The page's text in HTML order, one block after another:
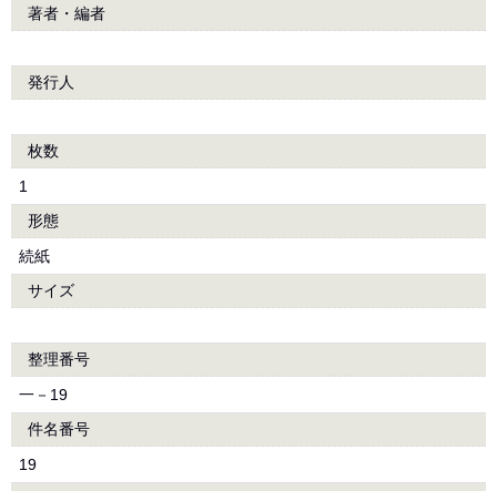
著者・編者
発行人
枚数
1
形態
続紙
サイズ
整理番号
一－19
件名番号
19